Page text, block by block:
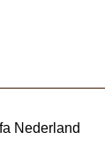
Nederland